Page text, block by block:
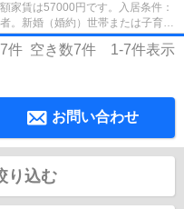
家賃は57000円です。入居条件：
。新婚（婚約）世帯または子育て
審査...
7件 空き数7件 1-7件表示
お問い合わせ
り込む